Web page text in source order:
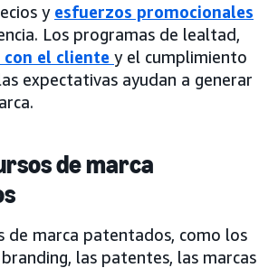
y esfuerzos promocionales
Los programas de lealtad,
el cliente y el cumplimiento
expectativas ayudan a generar
de marca
de marca patentados, como los
las patentes, las marcas